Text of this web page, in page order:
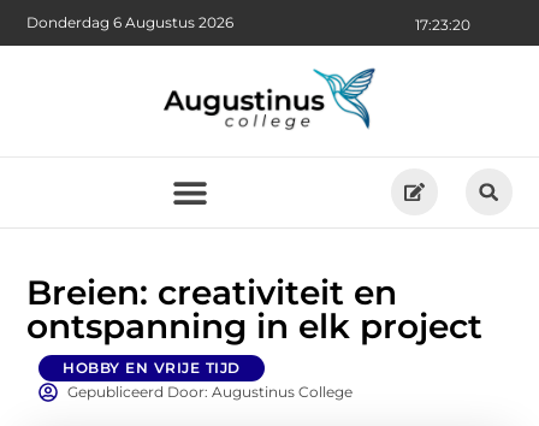
17:23:21
Donderdag 6 Augustus 2026
Breien: creativiteit en
ontspanning in elk project
HOBBY EN VRIJE TIJD
Gepubliceerd Door: Augustinus College